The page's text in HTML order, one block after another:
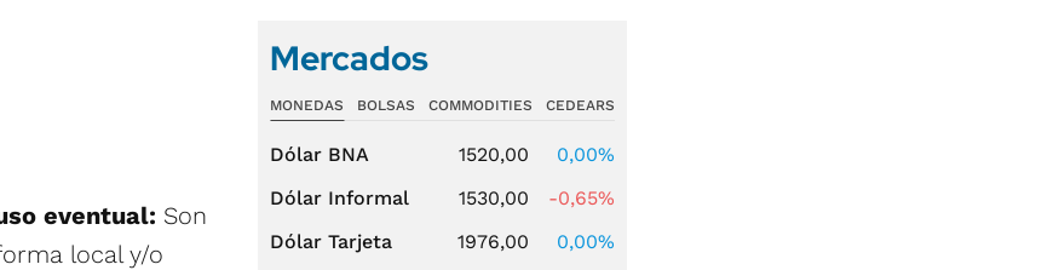
eventual: Son
local y/o
Mercados
MONEDAS BOLSAS COMMODITIES CEDEARS
Dólar BNA 1520,00
0,00%
Dólar Informal
1530,00
-0,65%
Dólar Tarjeta
1976,00
0,00%